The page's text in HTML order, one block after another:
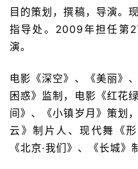
目的策划，撰稿，导演。
指导处。2009年担任第
演。
电影《深空》、《美丽》
困惑》监制，电影《红花
间》、《小镇岁月》策划
云》制片人、现代舞《
《北京·我们》、《长城》